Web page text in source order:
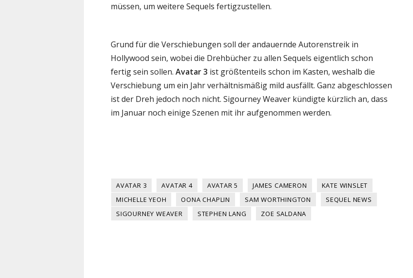
müssen, um weitere Sequels fertigzustellen.
Grund für die Verschiebungen soll der andauernde Autorenstreik in
Hollywood sein, wobei die Drehbücher zu allen Sequels eigentlich schon
fertig sein sollen. Avatar 3 ist größtenteils schon im Kasten, weshalb die
Verschiebung um ein Jahr verhältnismäßig mild ausfällt. Ganz abgeschlossen
ist der Dreh jedoch noch nicht. Sigourney Weaver kündigte kürzlich an, dass
im Januar noch einige Szenen mit ihr aufgenommen werden.
AVATAR 3 AVATAR 4 AVATAR 5 JAMES CAMERON
KATE WINSLET
MICHELLE YEOH
OONA CHAPLIN SAM WORTHINGTON
SEQUEL NEWS
SIGOURNEY WEAVER
STEPHEN LANG ZOE SALDANA